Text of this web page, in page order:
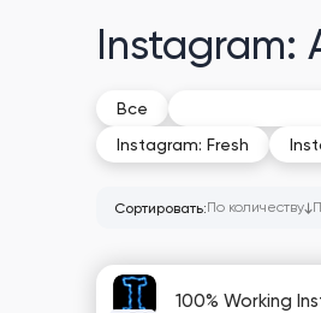
Instagram:
Все
Instagram: Fresh
Сортировать:По количеству
100% Working